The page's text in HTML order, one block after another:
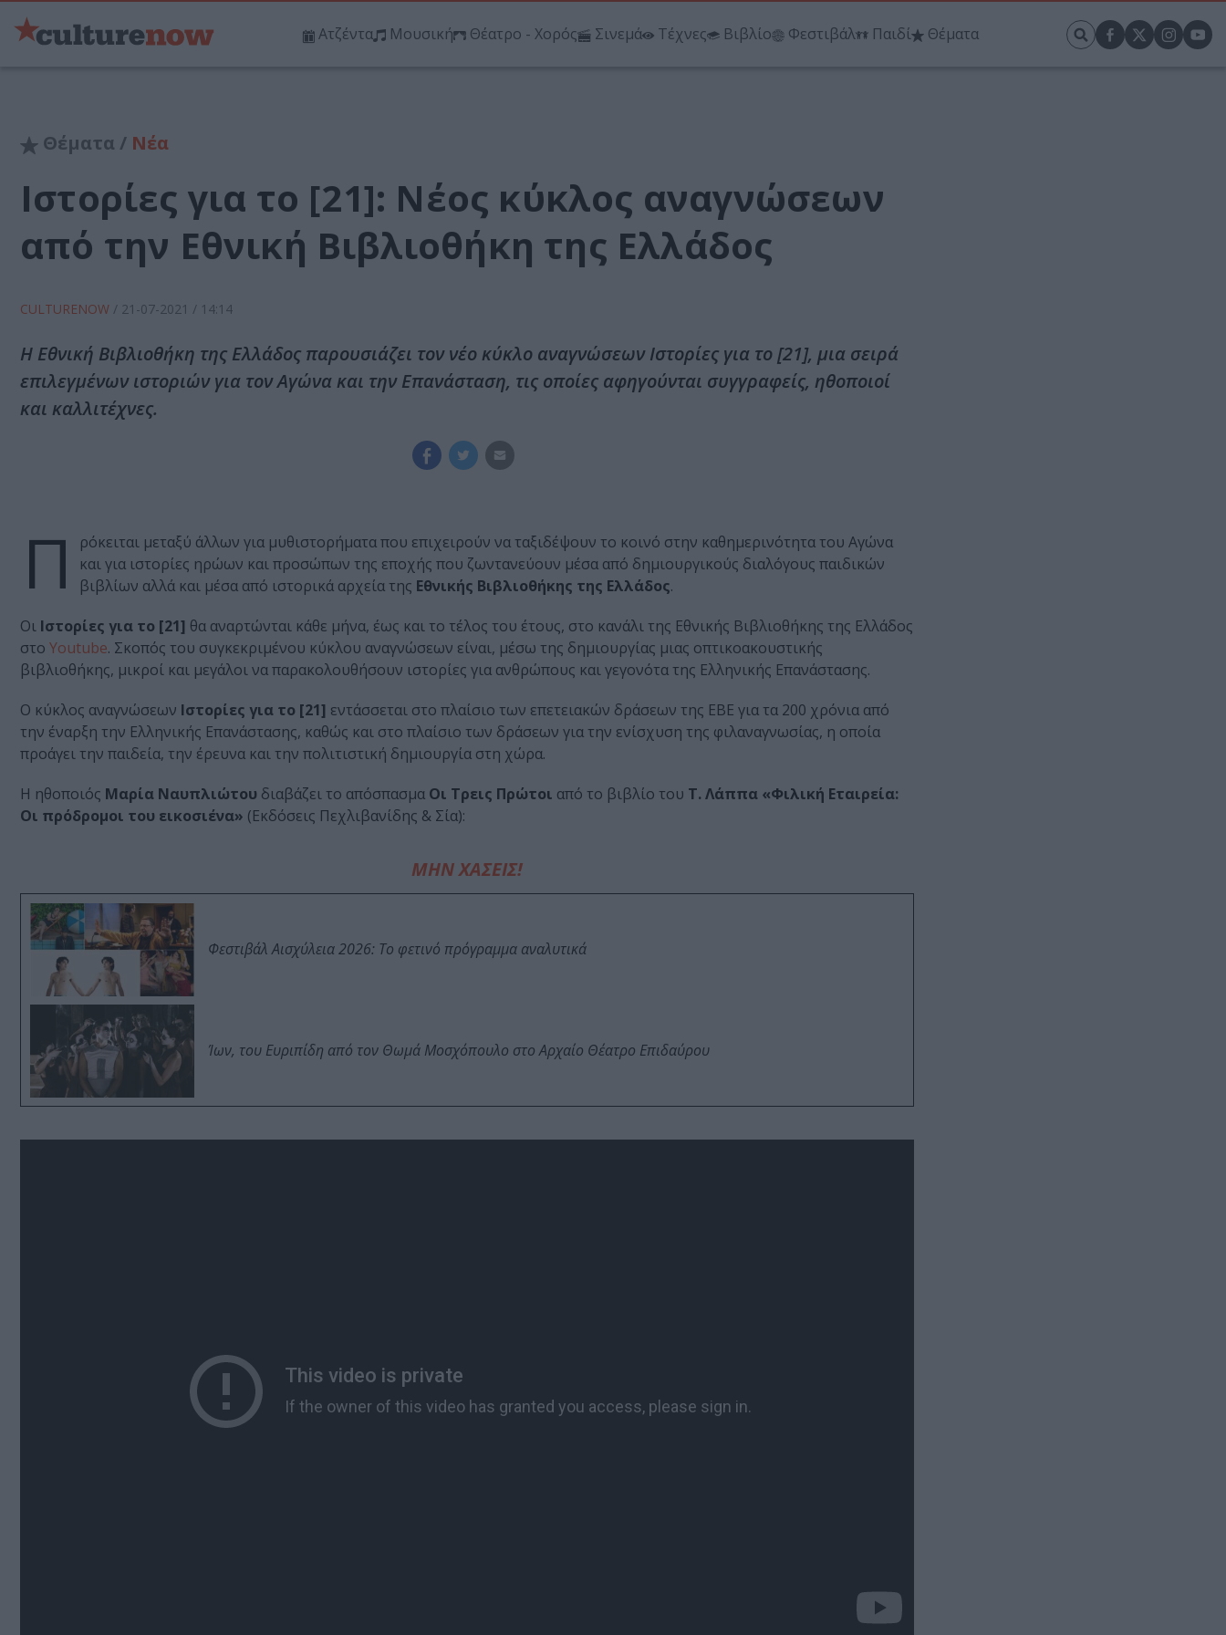
Ατζέντα Μουσική Θέατρο - Χορός Σινεμά Τέχνες Βιβλίο Φεστιβάλ Παιδί Θέματα
Θέματα / Νέα
Ιστορίες για το [21]: Νέος κύκλος αναγνώσεων
από την Εθνική Βιβλιοθήκη της Ελλάδος
CULTURENOW / 21-07-2021 / 14:14
Η Εθνική Βιβλιοθήκη της Ελλάδος παρουσιάζει τον νέο κύκλο αναγνώσεων Ιστορίες για το [21], μια σειρά
επιλεγμένων ιστοριών για τον Αγώνα και την Επανάσταση, τις οποίες αφηγούνται συγγραφείς, ηθοποιοί
και καλλιτέχνες.
Π
ρόκειται μεταξύ άλλων για μυθιστορήματα που επιχειρούν να ταξιδέψουν το κοινό στην καθημερινότητα του Αγώνα
και για ιστορίες ηρώων και προσώπων της εποχής που ζωντανεύουν μέσα από δημιουργικούς διαλόγους παιδικών
βιβλίων αλλά και μέσα από ιστορικά αρχεία της Εθνικής Βιβλιοθήκης της Ελλάδος.
Οι Ιστορίες για το [21] θα αναρτώνται κάθε μήνα, έως και το τέλος του έτους, στο κανάλι της Εθνικής Βιβλιοθήκης της Ελλάδος
στο Youtube. Σκοπός του συγκεκριμένου κύκλου αναγνώσεων είναι, μέσω της δημιουργίας μιας οπτικοακουστικής
βιβλιοθήκης, μικροί και μεγάλοι να παρακολουθήσουν ιστορίες για ανθρώπους και γεγονότα της Ελληνικής Επανάστασης.
Ο κύκλος αναγνώσεων Ιστορίες για το [21] εντάσσεται στο πλαίσιο των επετειακών δράσεων της ΕΒΕ για τα 200 χρόνια από
την έναρξη την Ελληνικής Επανάστασης, καθώς και στο πλαίσιο των δράσεων για την ενίσχυση της φιλαναγνωσίας, η οποία
προάγει την παιδεία, την έρευνα και την πολιτιστική δημιουργία στη χώρα.
Η ηθοποιός Μαρία Ναυπλιώτου διαβάζει το απόσπασμα Οι Τρεις Πρώτοι από το βιβλίο του Τ. Λάππα «Φιλική Εταιρεία:
Οι πρόδρομοι του εικοσιένα» (Εκδόσεις Πεχλιβανίδης & Σία):
ΜΗΝ ΧΑΣΕΙΣ!
Φεστιβάλ Αισχύλεια 2026: Το φετινό πρόγραμμα αναλυτικά
Ίων, του Ευριπίδη από τον Θωμά Μοσχόπουλο στο Αρχαίο Θέατρο Επιδαύρου